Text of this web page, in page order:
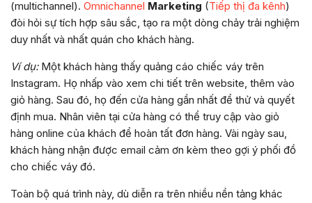
(multichannel). Omnichannel Marketing (Tiếp thị đa kênh)
đòi hỏi sự tích hợp sâu sắc, tạo ra một dòng chảy trải nghiệm
duy nhất và nhất quán cho khách hàng.
Ví dụ:Một khách hàng thấy quảng cáo chiếc váy trên
Instagram. Họ nhấp vào xem chi tiết trên website, thêm vào
giỏ hàng. Sau đó, họ đến cửa hàng gần nhất để thử và quyết
định mua. Nhân viên tại cửa hàng có thể truy cập vào giỏ
hàng online của khách để hoàn tất đơn hàng. Vài ngày sau,
khách hàng nhận được email cảm ơn kèm theo gợi ý phối đồ
cho chiếc váy đó.
Toàn bộ quá trình này, dù diễn ra trên nhiều nền tảng khác